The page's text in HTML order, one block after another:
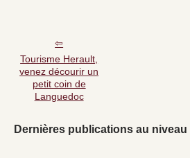
Tourisme Herault,
venez décourir un
petit coin de
Languedoc
Dernières publications au